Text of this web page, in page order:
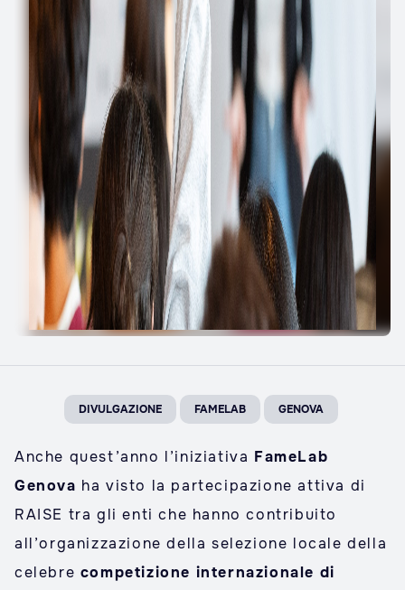
DIVULGAZIONE FAMELAB GENOVA
Anche quest’anno l’iniziativa FameLab
Genova ha visto la partecipazione attiva di
RAISE tra gli enti che hanno contribuito
all’organizzazione della selezione locale della
celebre competizione internazionale di